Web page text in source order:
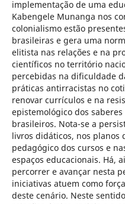
implementação de uma
Kabengele Munanga nos
colonialismo estão
brasileiras e gera uma
elitista nas relações e na
científicos no território
percebidas na dificuldade
práticas antirracistas no
renovar currículos e na
epistemológico dos
brasileiros. Nota-se a
livros didáticos, nos planos
pedagógico dos cursos e
espaços educacionais. Há,
percorrer e avançar nesta
iniciativas atuem como
deste cenário. Neste